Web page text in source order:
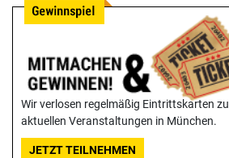
Wir verlosen regelmäßig Eintrittskarten zu
aktuellen Veranstaltungen in München.
JETZT TEILNEHMEN